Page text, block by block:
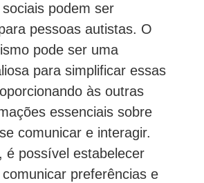
podem ser
pessoas autistas. O
pode ser uma
para simplificar essas
às outras
essenciais sobre
comunicar e interagir.
é possível estabelecer
comunicar preferências e